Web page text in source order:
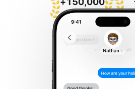
محادثات مُصدَّرة